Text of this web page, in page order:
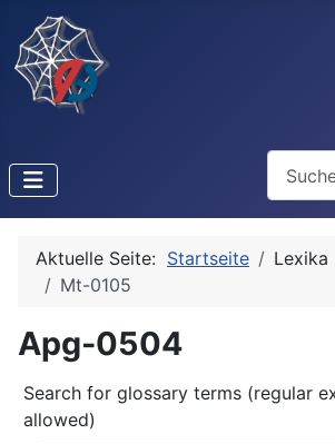
Aktuelle Seite: Startseite Lexika
Mt-0105
Apg-0504
Search for glossary terms (regular
allowed)